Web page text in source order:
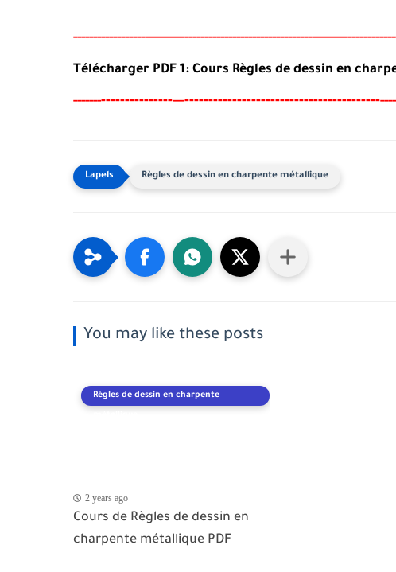
------------------------------------------------------------------
Télécharger PDF 1: Cours Règles de dessin en
------------------------------------------------------------------
Règles de dessin en charpente métallique
You may like these posts
Règles de dessin en charpente
2 years ago
Cours de Règles de dessin en
charpente métallique PDF